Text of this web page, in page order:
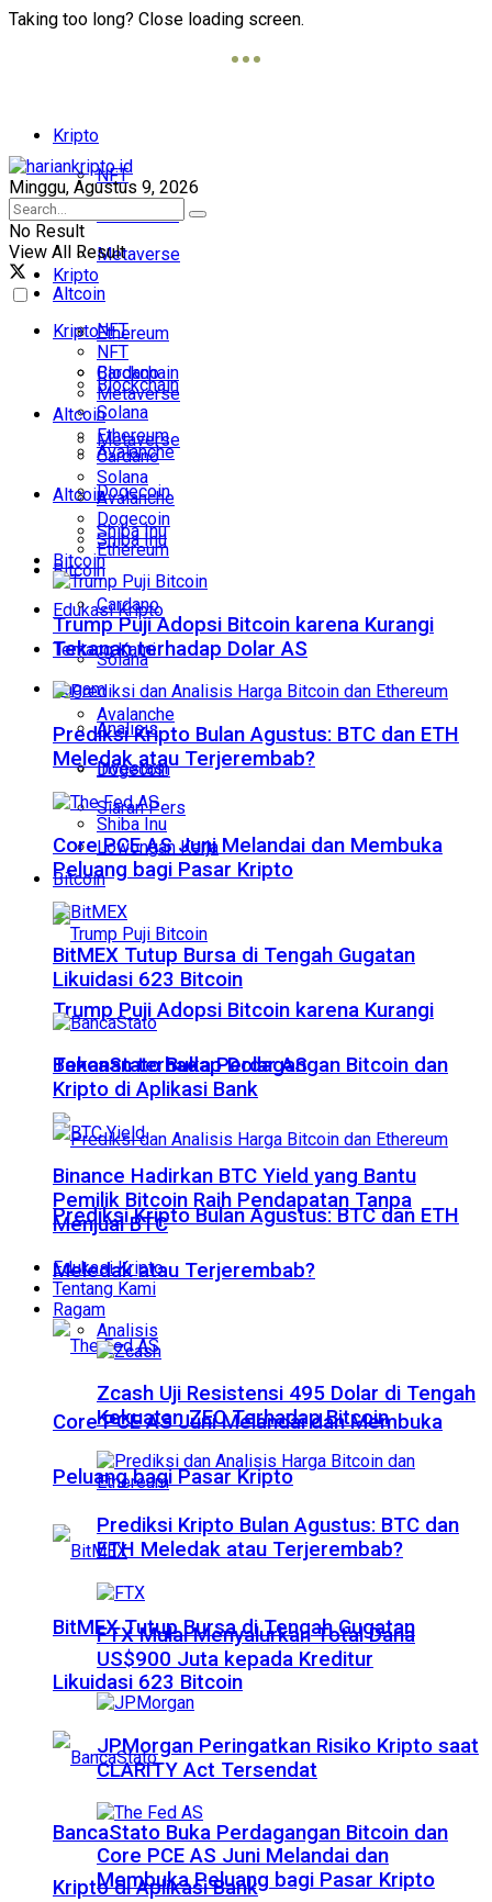
Taking too long? Close loading screen.
Kripto
NFT
Blockchain
Metaverse
Altcoin
Ethereum
Cardano
Solana
Avalanche
Dogecoin
Shiba Inu
Bitcoin
Edukasi Kripto
Tentang Kami
Ragam
Analisis
Investasi
Siaran Pers
Lowongan Kerja
Minggu, Agustus 9, 2026
No Result
View All Result
Kripto
NFT
Blockchain
Metaverse
Altcoin
Ethereum
Cardano
Solana
Avalanche
Dogecoin
Shiba Inu
Bitcoin
Trump Puji Adopsi Bitcoin karena Kurangi
Tekanan terhadap Dolar AS
Prediksi Kripto Bulan Agustus: BTC dan ETH
Meledak atau Terjerembab?
Core PCE AS Juni Melandai dan Membuka
Peluang bagi Pasar Kripto
BitMEX Tutup Bursa di Tengah Gugatan
Likuidasi 623 Bitcoin
BancaStato Buka Perdagangan Bitcoin dan
Kripto di Aplikasi Bank
Kripto
NFT
Blockchain
Metaverse
Altcoin
Ethereum
Cardano
Solana
Avalanche
Dogecoin
Shiba Inu
Bitcoin
Trump Puji Adopsi Bitcoin karena Kurangi
Tekanan terhadap Dolar AS
Prediksi Kripto Bulan Agustus: BTC dan ETH
Meledak atau Terjerembab?
Core PCE AS Juni Melandai dan Membuka
Peluang bagi Pasar Kripto
BitMEX Tutup Bursa di Tengah Gugatan
Likuidasi 623 Bitcoin
BancaStato Buka Perdagangan Bitcoin dan
Kripto di Aplikasi Bank
Binance Hadirkan BTC Yield yang Bantu
Pemilik Bitcoin Raih Pendapatan Tanpa
Menjual BTC
Edukasi Kripto
Tentang Kami
Ragam
Analisis
Zcash Uji Resistensi 495 Dolar di Tengah
Kekuatan ZEC Terhadap Bitcoin
Prediksi Kripto Bulan Agustus: BTC dan
ETH Meledak atau Terjerembab?
FTX Mulai Menyalurkan Total Dana
US$900 Juta kepada Kreditur
JPMorgan Peringatkan Risiko Kripto saat
CLARITY Act Tersendat
Core PCE AS Juni Melandai dan
Membuka Peluang bagi Pasar Kripto